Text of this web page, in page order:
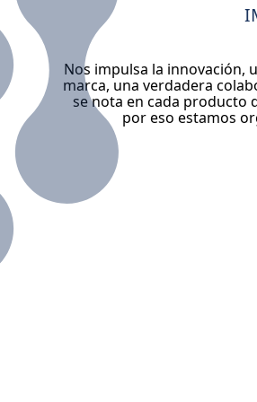
Nos impulsa la innovación,
marca, una verdadera
se nota en cada producto
por eso estamos